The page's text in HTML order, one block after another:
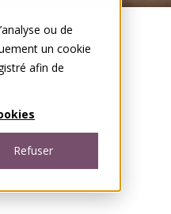
ou de
un cookie
afin de
Refuser